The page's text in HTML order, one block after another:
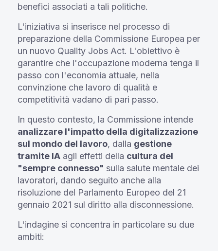
benefici associati a tali politiche.
L'iniziativa si inserisce nel processo di
preparazione della Commissione Europea per
un nuovo Quality Jobs Act. L'obiettivo è
garantire che l'occupazione moderna tenga il
passo con l'economia attuale, nella
convinzione che lavoro di qualità e
competitività vadano di pari passo.
In questo contesto, la Commissione intende
analizzare l'impatto della digitalizzazione
sul mondo del lavoro, dalla gestione
tramite IA agli effetti della cultura del
"sempre connesso" sulla salute mentale dei
lavoratori, dando seguito anche alla
risoluzione del Parlamento Europeo del 21
gennaio 2021 sul diritto alla disconnessione.
L'indagine si concentra in particolare su due
ambiti: